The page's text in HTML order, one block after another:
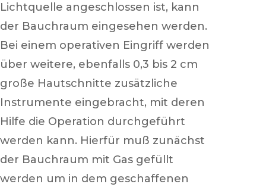
Lichtquelle angeschlossen ist, kann
der Bauchraum eingesehen werden.
Bei einem operativen Eingriff werden
über weitere, ebenfalls 0,3 bis 2 cm
große Hautschnitte zusätzliche
Instrumente eingebracht, mit deren
Hilfe die Operation durchgeführt
werden kann. Hierfür muß zunächst
der Bauchraum mit Gas gefüllt
werden um in dem geschaffenen